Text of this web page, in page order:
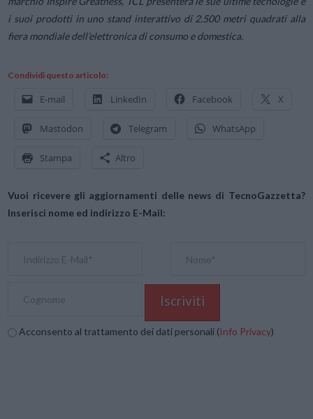
i suoi prodotti in uno stand interattivo di 2.500 metri quadrati alla
fiera mondiale dell’elettronica di consumo e domestica.
Condividi questo articolo:
E-mail LinkedIn Facebook X
Mastodon Telegram WhatsApp
Stampa Altro
Vuoi ricevere gli aggiornamenti delle news di TecnoGazzetta?
Inserisci nome ed indirizzo E-Mail:
Acconsento al trattamento dei dati personali (Info Privacy)